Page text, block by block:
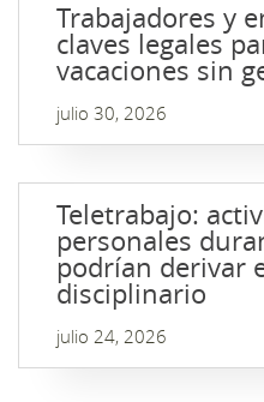
Trabajadores y
claves legales
vacaciones sin
julio 30, 2026
Teletrabajo:
personales
podrían derivar
disciplinario
julio 24, 2026